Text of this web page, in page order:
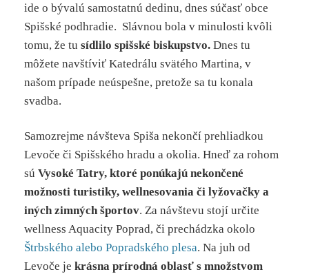
ide o bývalú samostatnú dedinu, dnes súčasť obce
Spišské podhradie. Slávnou bola v minulosti kvôli
tomu, že tusídlilo spišské biskupstvo. Dnes tu
môžete navštíviť Katedrálu svätého Martina, v
našom prípade neúspešne, pretože sa tu konala
svadba.
Samozrejme návšteva Spiša nekončí prehliadkou
Levoče či Spišského hradu a okolia. Hneď za rohom
súVysoké Tatry, ktoré ponúkajú nekončené
možnosti turistiky, wellnesovania či lyžovačky a
iných zimných športov. Za návštevu stojí určite
wellness Aquacity Poprad, či prechádzka okolo
Štrbského alebo Popradského plesa. Na juh od
Levoče jekrásna prírodná oblasť s množstvom